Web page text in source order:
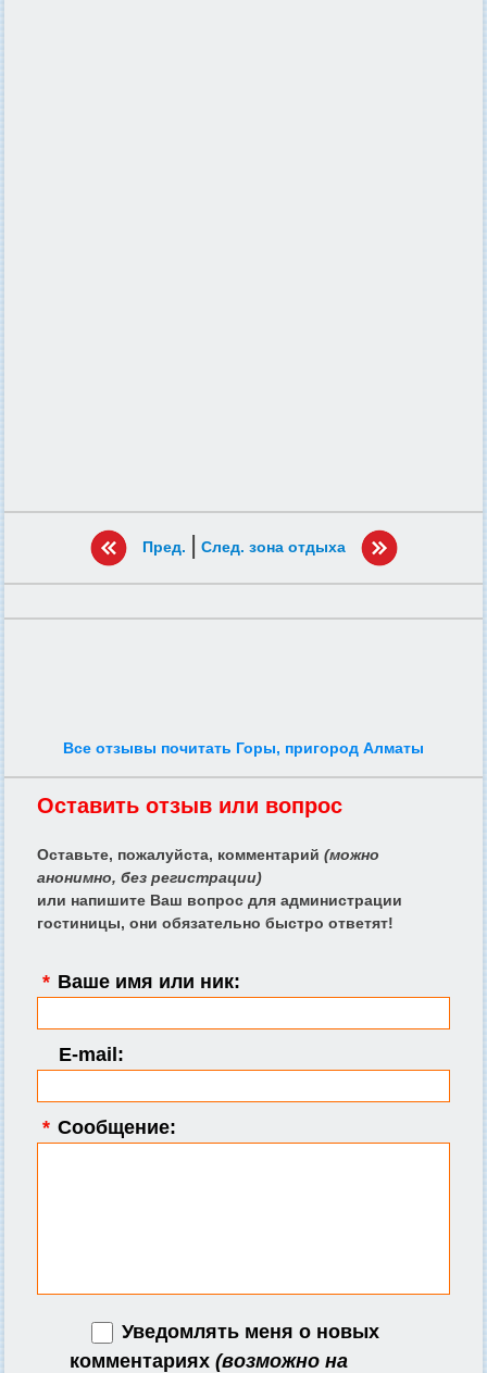
Пред. | След. зона отдыха
Все отзывы почитать Горы, пригород Алматы
Оставить отзыв или вопрос
Оставьте, пожалуйста, комментарий (можно
анонимно, без регистрации)
или напишите Ваш вопрос для администрации
гостиницы, они обязательно быстро ответят!
* Ваше имя или ник:
E-mail:
* Сообщение:
Уведомлять меня о новых
комментариях (возможно на